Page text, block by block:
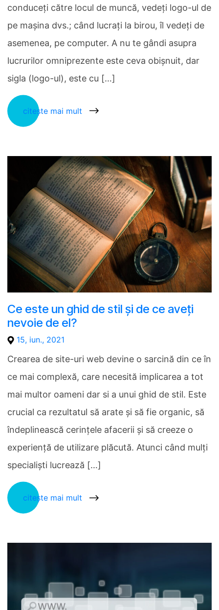
conduceți către locul de muncă, vedeți logo-ul de
pe mașina dvs.; când lucrați la birou, îl vedeți de
asemenea, pe computer. A nu te gândi asupra
lucrurilor omniprezente este ceva obișnuit, dar
sigla (logo-ul), este cu […]
citește mai mult
Ce este un ghid de stil și de ce aveți
nevoie de el?
15, iun., 2021
Crearea de site-uri web devine o sarcină din ce în
ce mai complexă, care necesită implicarea a tot
mai multor oameni dar si a unui ghid de stil. Este
crucial ca rezultatul să arate și să fie organic, să
îndeplinească cerințele afacerii și să creeze o
experiență de utilizare plăcută. Atunci când mulți
specialiști lucrează […]
citește mai mult